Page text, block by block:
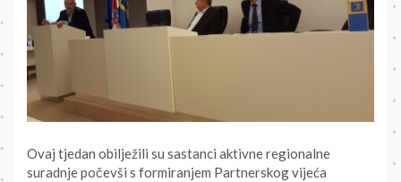
Ovaj tjedan obilježili su sastanci aktivne regionalne
suradnje počevši s formiranjem Partnerskog vijeća